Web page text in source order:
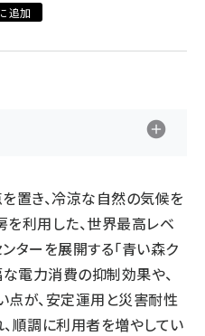
追加
置き、冷涼な自然の気候を
利用した、世界最高レベ
ターを展開する「青い森ク
な電力消費の抑制効果や、
が、安定運用と災害耐性
順調に利用者を増やしてい